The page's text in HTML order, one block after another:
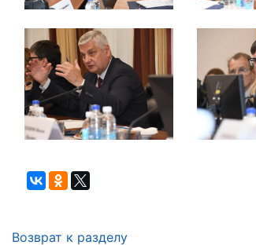
Возврат к разделу